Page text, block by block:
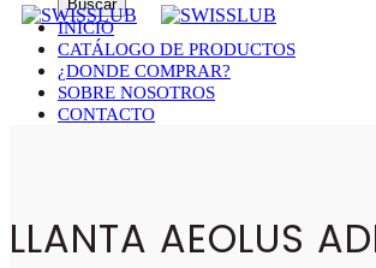
INICIO
CATÁLOGO DE PRODUCTOS
¿DONDE COMPRAR?
SOBRE NOSOTROS
CONTACTO
LLANTA AEOLUS